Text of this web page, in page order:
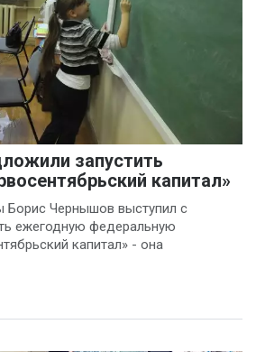
запустить
капитал»
Борис Чернышов выступил с
ежегодную федеральную
капитал» - она